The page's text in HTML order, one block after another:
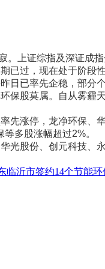
上证综指及深证成指
过，现在处于阶段
日已率先企稳，部分
股莫属。自从雾霾
涨停，龙净环保、
多股涨幅超过2%。
股份、创元科技、
临沂市签约14个节能环